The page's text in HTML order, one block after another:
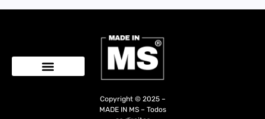
Copyright © 2025 –
MADE IN MS – Todos